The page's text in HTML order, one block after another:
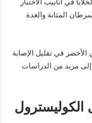
في أنابيب الاختبار
المثانة والغدة
في تقليل الإصابة
إلى مزيد من الدراسات